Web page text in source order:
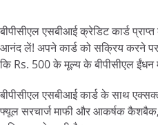
बीपीसीएल एसबीआई क्रेडिट कार्ड
आनंद लें! अपने कार्ड को सक्रिय करने
कि Rs. 500 के मूल्य के बीपीसीएल
बीपीसीएल एसबीआई कार्ड के साथ
फ्यूल सरचार्ज माफी और आकर्षक